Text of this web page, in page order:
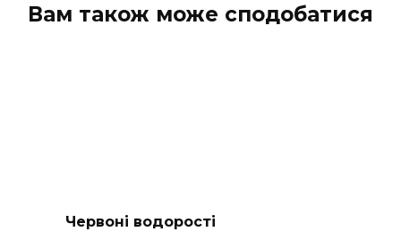
Вам також може сподобатися
Червоні водорості